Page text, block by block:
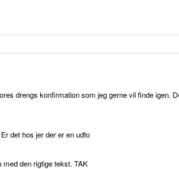
drengs konfirmation som jeg gerne vil finde igen.
det hos jer der er en udfo
den rigtige tekst. TAK